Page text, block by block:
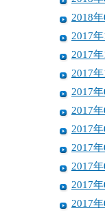
2018年
2017年
2017年
2017年
2017年
2017年
2017年
2017年
2017年
2017年
2017年